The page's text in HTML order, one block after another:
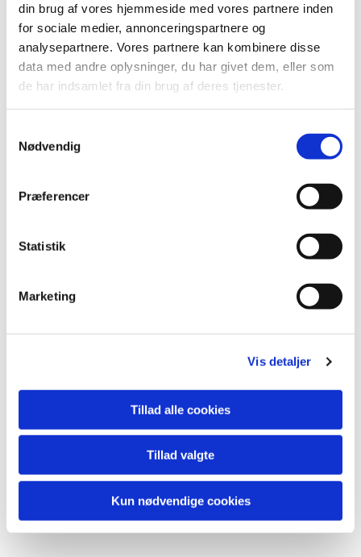
din brug af vores hjemmeside med vores partnere inden
for sociale medier, annonceringspartnere og
analysepartnere. Vores partnere kan kombinere disse
data med andre oplysninger, du har givet dem, eller som
de har indsamlet fra din brug af deres tjenester.
Nødvendig
Præferencer
Statistik
Marketing
Vis detaljer
Tillad alle cookies
Tillad valgte
Kun nødvendige cookies
Vi går en time i et tempo, hvor alle kan være med.
Vi mødes ved det runde bord/bænkesæt ved kirken, og
efter gåturen hygger vi med en kop varm kaffe eller the.
Du vil måske også kunne lide...